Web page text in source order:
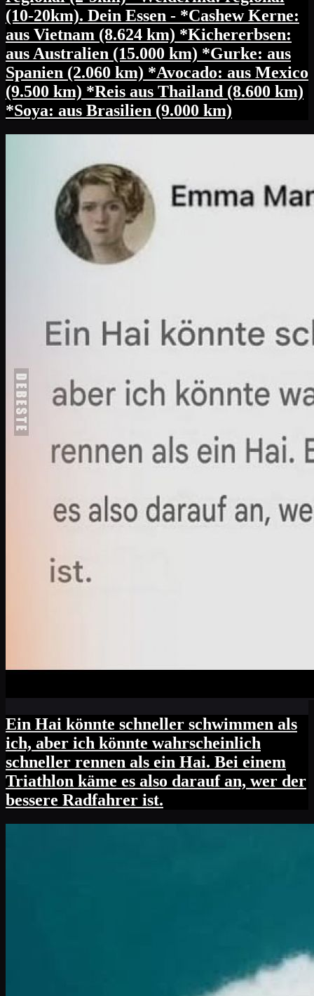
(10-20km). Dein Essen - *Cashew Kerne:
aus Vietnam (8.624 km) *Kichererbsen:
aus Australien (15.000 km) *Gurke: aus
Spanien (2.060 km) *Avocado: aus Mexico
(9.500 km) *Reis aus Thailand (8.600 km)
*Soya: aus Brasilien (9.000 km)
Ein Hai könnte schneller schwimmen als
ich, aber ich könnte wahrscheinlich
schneller rennen als ein Hai. Bei einem
Triathlon käme es also darauf an, wer der
bessere Radfahrer ist.